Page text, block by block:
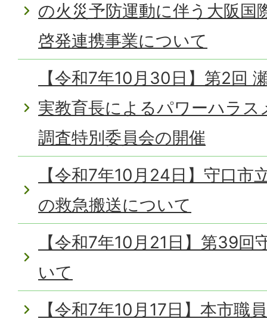
の火災予防運動に伴う大阪国
啓発連携事業について
【令和7年10月30日】第2回
実教育長によるパワーハラ
調査特別委員会の開催
【令和7年10月24日】守口市
の救急搬送について
【令和7年10月21日】第39
いて
【令和7年10月17日】本市職